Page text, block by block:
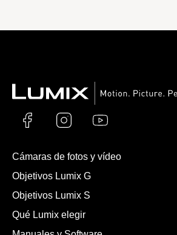
Cámaras de fotos y vídeo
Objetivos Lumix G
Objetivos Lumix S
Qué Lumix elegir